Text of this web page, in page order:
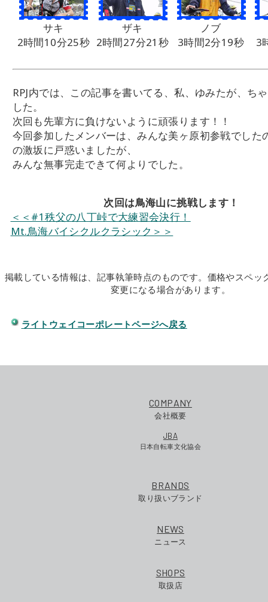
サキ ザキ
ノブ
2時間10分25秒 2時間27分21秒 3時間2分19秒 3
RPJ内では、この記事を書いてる、私、ゆみたが、ち
した。
次回も先輩方に負けないように頑張ります！！
今回参加したメンバーは、みんな美ヶ原初参戦でした
の激坂に戸惑いましたが、
みんな無事完走できて何よりでした。
次回は鳥海山に挑戦します！
＜＜#1秩父の八丁峠で大練習会決行！
Mt.鳥海バイシクルクラシック＞＞
掲載している情報は、記事執筆時点のものです。価格やスペッ
変更になる場合があります。
ライトウェイコーポレートページへ戻る
COMPANY
会社概要
JBA
日本自転車文化協会
BRANDS
取り扱いブランド
NEWS
ニュース
SHOPS
取扱店